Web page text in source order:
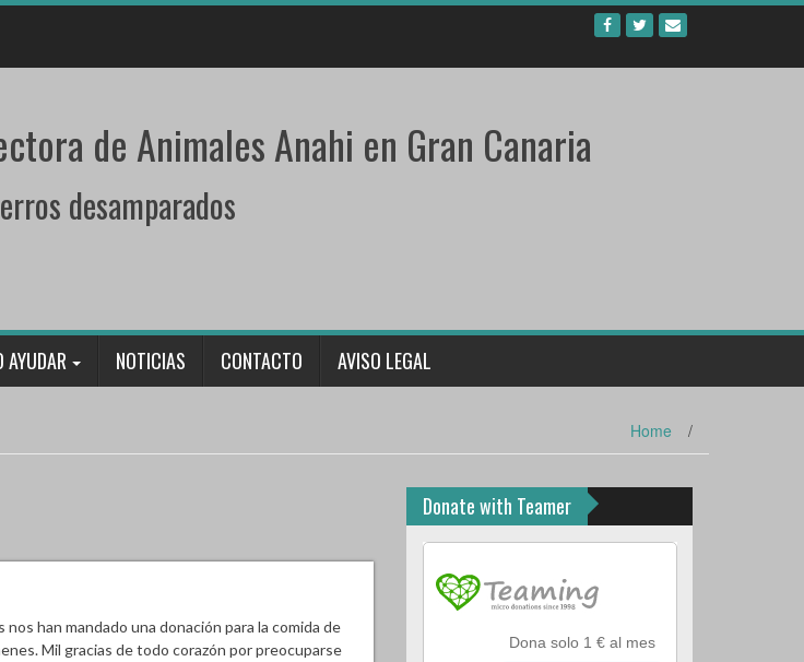
de Animales Anahi en Gran Canaria
desamparados
AYUDAR NOTICIAS CONTACTO AVISO LEGAL
Home /
nos han mandado una donación para la comida de
Mil gracias de todo corazón por preocuparse
Donate with Teamer